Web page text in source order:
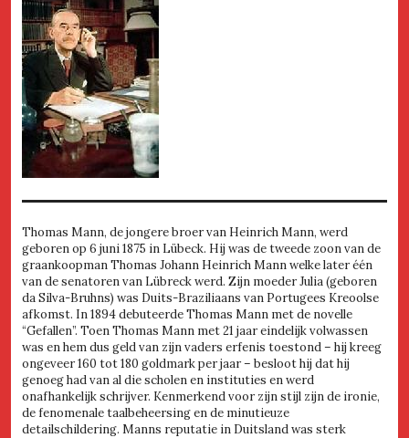
Thomas Mann, de jongere broer van Heinrich Mann, werd
geboren op 6 juni 1875 in Lübeck. Hij was de tweede zoon van de
graankoopman Thomas Johann Heinrich Mann welke later één
van de senatoren van Lübreck werd. Zijn moeder Julia (geboren
da Silva-Bruhns) was Duits-Braziliaans van Portugees Kreoolse
afkomst. In 1894 debuteerde Thomas Mann met de novelle
“Gefallen”. Toen Thomas Mann met 21 jaar eindelijk volwassen
was en hem dus geld van zijn vaders erfenis toestond – hij kreeg
ongeveer 160 tot 180 goldmark per jaar – besloot hij dat hij
genoeg had van al die scholen en instituties en werd
onafhankelijk schrijver. Kenmerkend voor zijn stijl zijn de ironie,
de fenomenale taalbeheersing en de minutieuze
detailschildering. Manns reputatie in Duitsland was sterk